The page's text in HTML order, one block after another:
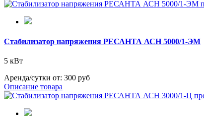
Стабилизатор напряжения РЕСАНТА АСН 5000/1-ЭМ
5 кВт
Аренда/сутки от: 300 руб
Описание товара